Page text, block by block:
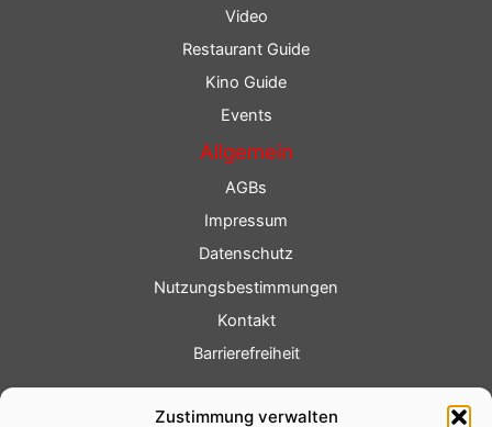
Zustimmung verwalten
Video
Restaurant Guide
Kino Guide
Events
Allgemein
AGBs
Impressum
Datenschutz
Nutzungsbestimmungen
Kontakt
Barrierefreiheit